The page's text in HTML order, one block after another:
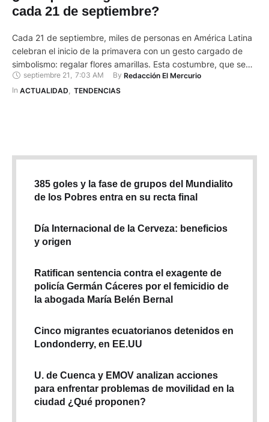
cada 21 de septiembre?
Cada 21 de septiembre, miles de personas en América Latina
celebran el inicio de la primavera con un gesto cargado de
simbolismo: regalar flores amarillas. Esta costumbre, que se
ha popularizado en los últimos años, trasciende fronteras y se
ha convertido en una tendencia que inunda las redes sociales
septiembre 21 , 7:03 AM By Redacción El Mercurio
In ACTUALIDAD TENDENCIAS
385 goles y la fase de grupos del Mundialito
de los Pobres entra en su recta final
Día Internacional de la Cerveza: beneficios
y origen
Ratifican sentencia contra el exagente de
policía Germán Cáceres por el femicidio de
la abogada María Belén Bernal
Cinco migrantes ecuatorianos detenidos en
Londonderry, en EE.UU
U. de Cuenca y EMOV analizan acciones
para enfrentar problemas de movilidad en la
ciudad ¿Qué proponen?